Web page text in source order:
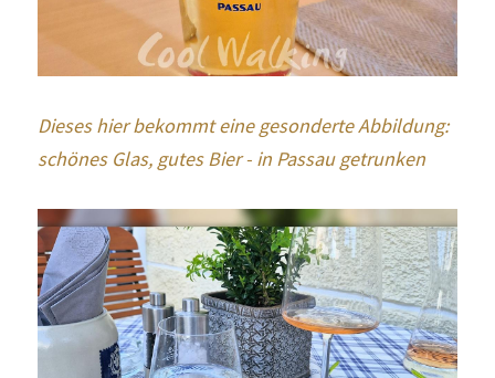
Dieses hier bekommt eine gesonderte Abbildung:
schönes Glas, gutes Bier - in Passau getrunken